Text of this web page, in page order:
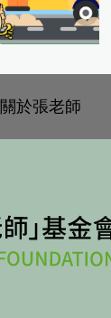
關於張老師